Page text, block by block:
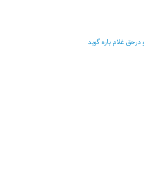
غلام باره گويد